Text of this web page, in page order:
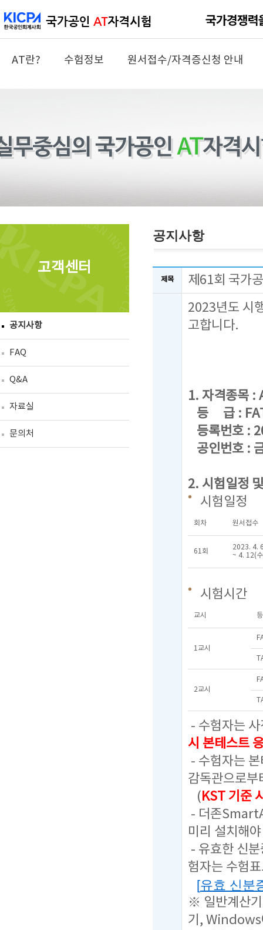
AT란? 수험정보 원서접수/자격증신청 안내
고객센터
공지사항
FAQ
Q&A
자료실
문의처
공지사항
제목 제61회 국가
2023년도 시
고합니다.
1. 자격종목
등 급 : FAT
등록번호 :
공인번호 :
2. 시험일정
시험일정
회차 원서접수
61회
2023. 4.
~ 4. 12(
시험시간
교시
1교시
2교시
- 수험자는
시 본테스트
- 수험자는
감독관으로
(KST 기준
- 더존
미리 설치해
- 유효한 신
험자는 수험
[유효 신분
※ 일반계산기
기, Windows